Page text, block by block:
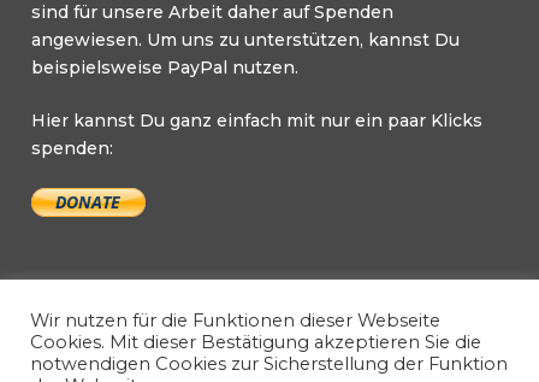
sind für unsere Arbeit daher auf Spenden
angewiesen. Um uns zu unterstützen, kannst Du
beispielsweise PayPal nutzen.
Hier kannst Du ganz einfach mit nur ein paar Klicks
spenden:
Copyright © 2026 Der goldene Aluhut. All Rights
Wir nutzen für die Funktionen dieser Webseite
Cookies. Mit dieser Bestätigung akzeptieren Sie die
notwendigen Cookies zur Sicherstellung der Funktion